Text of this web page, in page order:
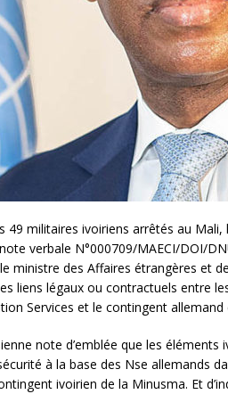
49 militaires ivoiriens arrêtés au
verbale N°000709/MAECI/DOI/
ministre des Affaires étrangères et
liens légaux ou contractuels entre
Services et le contingent allemand
note d’emblée que les
à la base des Nse allemands
ivoirien de la Minusma. Et